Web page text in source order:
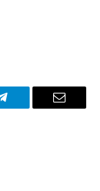
Telegram Email